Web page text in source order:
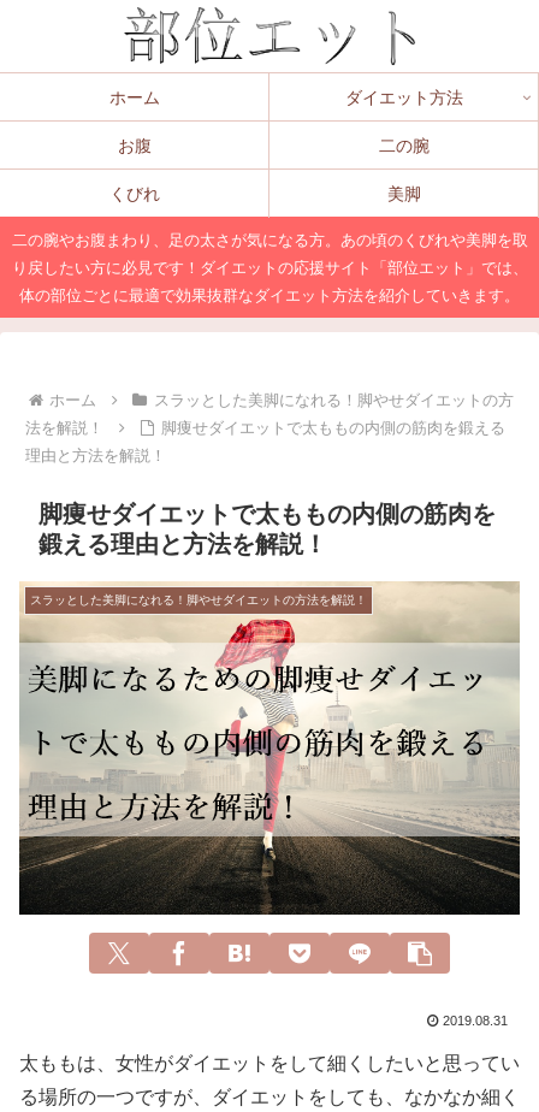
ホーム ダイエット方法
お腹 二の腕
くびれ 美脚
二の腕やお腹まわり、足の太さが気になる方。あの頃のくびれや美脚を取
り戻したい方に必見です！ダイエットの応援サイト「部位エット」では、
体の部位ごとに最適で効果抜群なダイエット方法を紹介していきます。
ホーム
スラッとした美脚になれる！脚やせダイエットの方
法を解説！
脚痩せダイエットで太ももの内側の筋肉を鍛える
理由と方法を解説！
脚痩せダイエットで太ももの内側の筋肉を
鍛える理由と方法を解説！
スラッとした美脚になれる！脚やせダイエットの方法を解説！
2019.08.31
太ももは、女性がダイエットをして細くしたいと思ってい
る場所の一つですが、ダイエットをしても、なかなか細く